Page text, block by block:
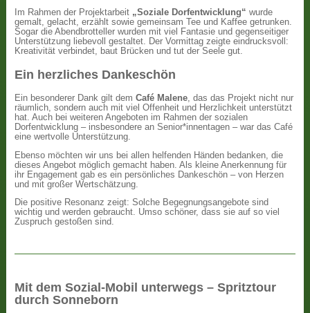
Im Rahmen der Projektarbeit „Soziale Dorfentwicklung“ wurde
gemalt, gelacht, erzählt sowie gemeinsam Tee und Kaffee getrunken.
Sogar die Abendbrotteller wurden mit viel Fantasie und gegenseitiger
Unterstützung liebevoll gestaltet. Der Vormittag zeigte eindrucksvoll:
Kreativität verbindet, baut Brücken und tut der Seele gut.
Ein herzliches Dankeschön
Ein besonderer Dank gilt demCafé Malene, das das Projekt nicht nur
räumlich, sondern auch mit viel Offenheit und Herzlichkeit unterstützt
hat. Auch bei weiteren Angeboten im Rahmen der sozialen
Dorfentwicklung – insbesondere an Senior*innentagen – war das Café
eine wertvolle Unterstützung.
Ebenso möchten wir uns bei allen helfenden Händen bedanken, die
dieses Angebot möglich gemacht haben. Als kleine Anerkennung für
ihr Engagement gab es ein persönliches Dankeschön – von Herzen
und mit großer Wertschätzung.
Die positive Resonanz zeigt: Solche Begegnungsangebote sind
wichtig und werden gebraucht. Umso schöner, dass sie auf so viel
Zuspruch gestoßen sind.
Mit dem Sozial-Mobil unterwegs – Spritztour
durch Sonneborn